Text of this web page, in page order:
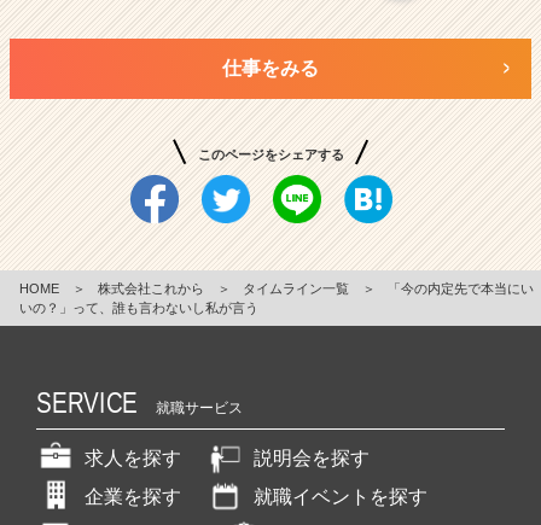
仕事をみる
このページをシェアする
HOME ＞ 株式会社これから ＞ タイムライン一覧 ＞
「今の内定先で本当にい
いの？」って、誰も言わないし私が言う
SERVICE 就職サービス
求人を探す
説明会を探す
企業を探す
就職イベントを探す